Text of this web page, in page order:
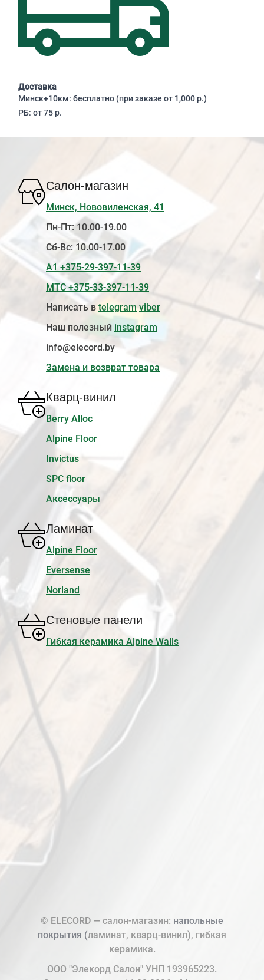
Доставка
Минск+10км: бесплатно (при заказе от 1,000 р.)
РБ: от 75 р.
Салон-магазин
Минск, Нововиленская, 41
Пн-Пт: 10.00-19.00
Сб-Вс: 10.00-17.00
А1 +375-29-397-11-39
МТС +375-33-397-11-39
Написать в telegram viber
Наш полезный instagram
info@elecord.by
Замена и возврат товара
Кварц-винил
Berry Alloc
Alpine Floor
Invictus
SPC floor
Аксессуары
Ламинат
Alpine Floor
Eversense
Norland
Стеновые панели
Гибкая керамика Alpine Walls
© ELECORD — салон-магазин: напольные
покрытия (ламинат, кварц-винил), гибкая
керамика.
ООО "Элекорд Салон" УНП 193965223.